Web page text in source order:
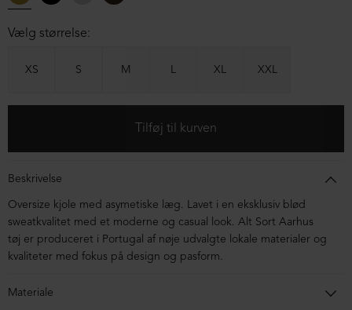
Vælg størrelse:
XS S M L XL XXL
Beskrivelse
Oversize kjole med asymetiske læg. Lavet i en eksklusiv blød
sweatkvalitet med et moderne og casual look. Alt Sort Aarhus
tøj er produceret i Portugal af nøje udvalgte lokale materialer og
kvaliteter med fokus på design og pasform.
Materiale